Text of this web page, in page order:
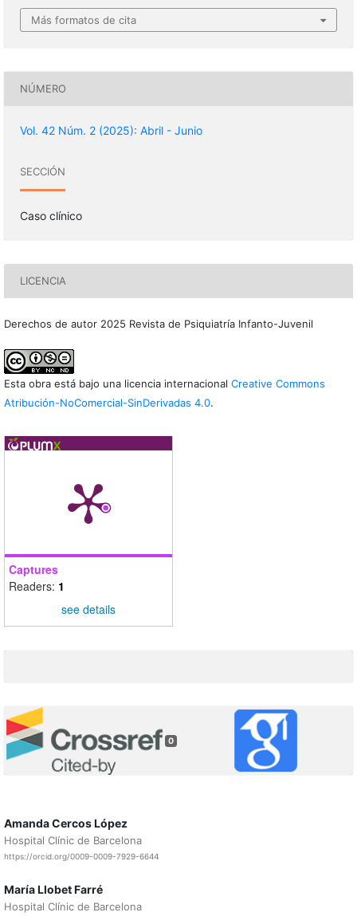
Más formatos de cita
NÚMERO
Vol. 42 Núm. 2 (2025): Abril - Junio
SECCIÓN
Caso clínico
LICENCIA
Derechos de autor 2025 Revista de Psiquiatría Infanto-Juvenil
Esta obra está bajo una licencia internacional Creative Commons
Atribución-NoComercial-SinDerivadas 4.0.
Captures
Readers: 1
see details
0
Amanda Cercos López
Hospital Clínic de Barcelona
https://orcid.org/0009-0009-7929-6644
María Llobet Farré
Hospital Clínic de Barcelona